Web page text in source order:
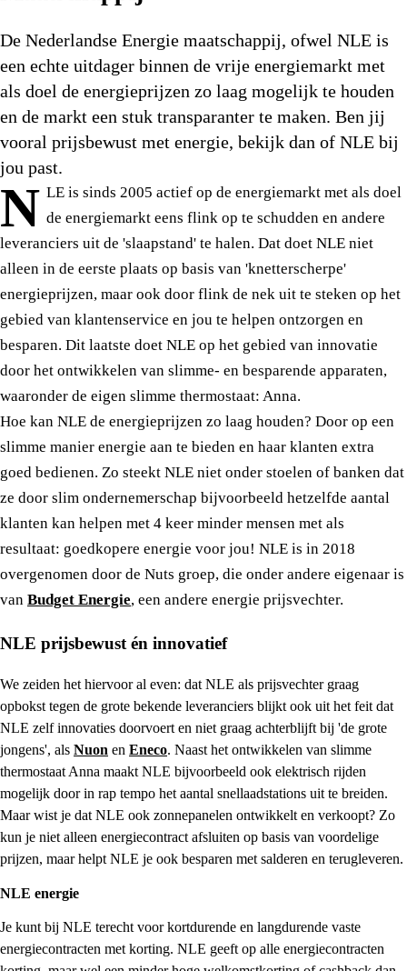
De Nederlandse Energie maatschappij, ofwel NLE is
een echte uitdager binnen de vrije energiemarkt met
als doel de energieprijzen zo laag mogelijk te houden
en de markt een stuk transparanter te maken. Ben jij
vooral prijsbewust met energie, bekijk dan of NLE bij
jou past.
N LE is sinds 2005 actief op de energiemarkt met als doel
de energiemarkt eens flink op te schudden en andere
leveranciers uit de 'slaapstand' te halen. Dat doet NLE niet
alleen in de eerste plaats op basis van 'knetterscherpe'
energieprijzen, maar ook door flink de nek uit te steken op het
gebied van klantenservice en jou te helpen ontzorgen en
besparen. Dit laatste doet NLE op het gebied van innovatie
door het ontwikkelen van slimme- en besparende apparaten,
waaronder de eigen slimme thermostaat: Anna.
Hoe kan NLE de energieprijzen zo laag houden? Door op een
slimme manier energie aan te bieden en haar klanten extra
goed bedienen. Zo steekt NLE niet onder stoelen of banken dat
ze door slim ondernemerschap bijvoorbeeld hetzelfde aantal
klanten kan helpen met 4 keer minder mensen met als
resultaat: goedkopere energie voor jou! NLE is in 2018
overgenomen door de Nuts groep, die onder andere eigenaar is
van Budget Energie, een andere energie prijsvechter.
NLE prijsbewust én innovatief
We zeiden het hiervoor al even: dat NLE als prijsvechter graag
opbokst tegen de grote bekende leveranciers blijkt ook uit het feit dat
NLE zelf innovaties doorvoert en niet graag achterblijft bij 'de grote
jongens', als Nuon en Eneco. Naast het ontwikkelen van slimme
thermostaat Anna maakt NLE bijvoorbeeld ook elektrisch rijden
mogelijk door in rap tempo het aantal snellaadstations uit te breiden.
Maar wist je dat NLE ook zonnepanelen ontwikkelt en verkoopt? Zo
kun je niet alleen energiecontract afsluiten op basis van voordelige
prijzen, maar helpt NLE je ook besparen met salderen en terugleveren.
NLE energie
Je kunt bij NLE terecht voor kortdurende en langdurende vaste
energiecontracten met korting. NLE geeft op alle energiecontracten